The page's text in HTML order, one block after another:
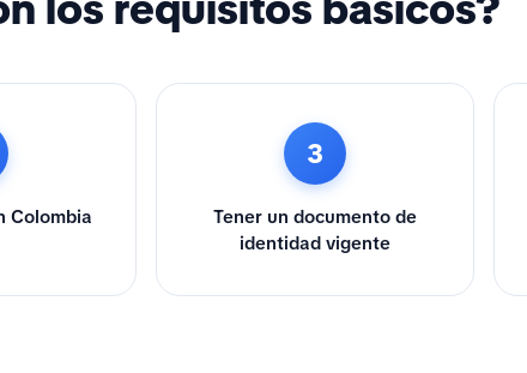
Colombia
3
Tener un documento de
identidad vigente